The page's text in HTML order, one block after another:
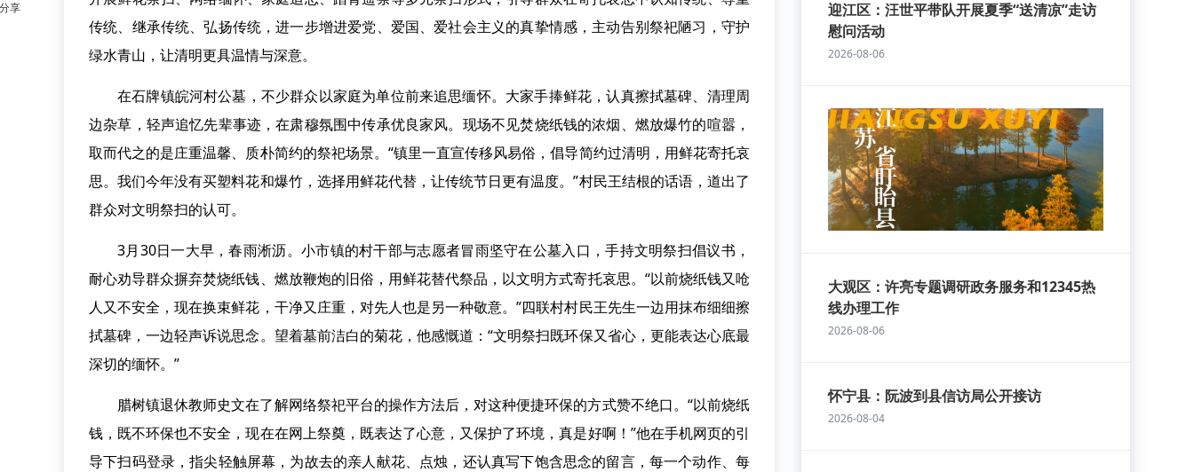
传统、继承传统、弘扬传统，进一步增进爱党、爱国、爱社会主义的真挚情感，主动告别祭祀陋习，守护
绿水青山，让清明更具温情与深意。
在石牌镇皖河村公墓，不少群众以家庭为单位前来追思缅怀。大家手捧鲜花，认真擦拭墓碑、清理周
边杂草，轻声追忆先辈事迹，在肃穆氛围中传承优良家风。现场不见焚烧纸钱的浓烟、燃放爆竹的喧嚣，
取而代之的是庄重温馨、质朴简约的祭祀场景。“镇里一直宣传移风易俗，倡导简约过清明，用鲜花寄托哀
思。我们今年没有买塑料花和爆竹，选择用鲜花代替，让传统节日更有温度。”村民王结根的话语，道出了
群众对文明祭扫的认可。
3月30日一大早，春雨淅沥。小市镇的村干部与志愿者冒雨坚守在公墓入口，手持文明祭扫倡议书，
耐心劝导群众摒弃焚烧纸钱、燃放鞭炮的旧俗，用鲜花替代祭品，以文明方式寄托哀思。“以前烧纸钱又呛
人又不安全，现在换束鲜花，干净又庄重，对先人也是另一种敬意。”四联村村民王先生一边用抹布细细擦
拭墓碑，一边轻声诉说思念。望着墓前洁白的菊花，他感慨道：“文明祭扫既环保又省心，更能表达心底最
深切的缅怀。”
腊树镇退休教师史文在了解网络祭祀平台的操作方法后，对这种便捷环保的方式赞不绝口。“以前烧纸
钱，既不环保也不安全，现在在网上祭奠，既表达了心意，又保护了环境，真是好啊！”他在手机网页的引
导下扫码登录，指尖轻触屏幕，为故去的亲人献花、点烛，还认真写下饱含思念的留言，每一个动作、每
迎江区：汪世平带队开展夏季“送清凉”走访
慰问活动
2026-08-06
大观区：许亮专题调研政务服务和12345热
线办理工作
2026-08-06
怀宁县：阮波到县信访局公开接访
2026-08-04
分享